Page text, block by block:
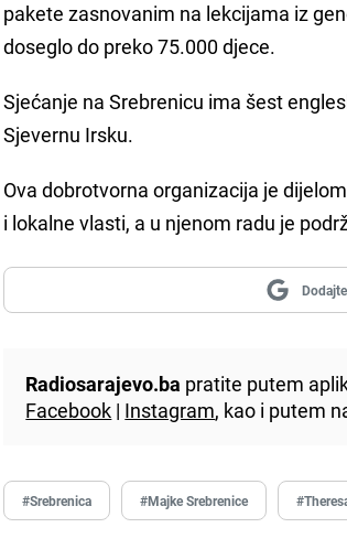
pakete zasnovanim na lekcijama iz
doseglo do preko 75.000 djece.
Sjećanje na Srebrenicu ima šest
Sjevernu Irsku.
Ova dobrotvorna organizacija je
i lokalne vlasti, a u njenom radu je
Radiosarajevo.ba pratite putem
Facebook | Instagram, kao i putem
#Srebrenica #Majke Srebrenice